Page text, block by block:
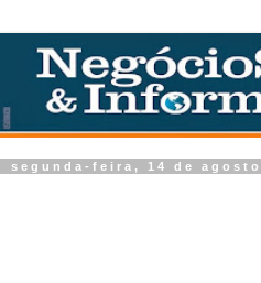
segunda-feira, 14 de agosto